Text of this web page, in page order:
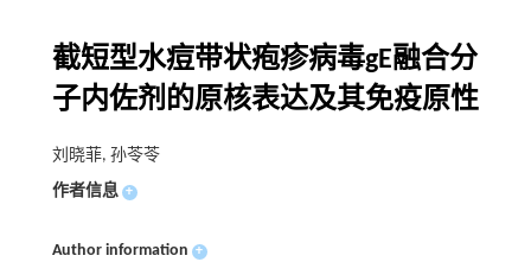
截短型水痘带状疱疹病毒gE融合分
子内佐剂的原核表达及其免疫原性
刘晓菲, 孙苓苓
作者信息 +
Author information +